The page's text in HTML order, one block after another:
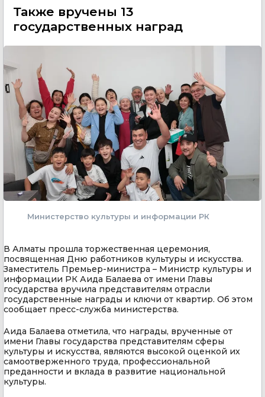
Также вручены 13
государственных наград
Министерство культуры и информации РК
В Алматы прошла торжественная церемония,
посвященная Дню работников культуры и искусства.
Заместитель Премьер-министра – Министр культуры и
информации РК Аида Балаева от имени Главы
государства вручила представителям отрасли
государственные награды и ключи от квартир. Об этом
сообщает пресс-служба министерства.
Аида Балаева отметила, что награды, врученные от
имени Главы государства представителям сферы
культуры и искусства, являются высокой оценкой их
самоотверженного труда, профессиональной
преданности и вклада в развитие национальной
культуры.